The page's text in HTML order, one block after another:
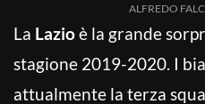
ALFREDO
La Lazioè la grande
stagione 2019-2020. I
attualmente la terza